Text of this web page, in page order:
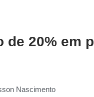
20% em
Nascimento